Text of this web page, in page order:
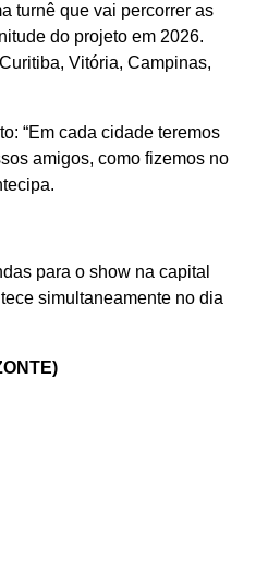
turnê que vai percorrer as
do projeto em 2026.
Vitória, Campinas,
“Em cada cidade teremos
amigos, como fizemos no
para o show na capital
simultaneamente no dia